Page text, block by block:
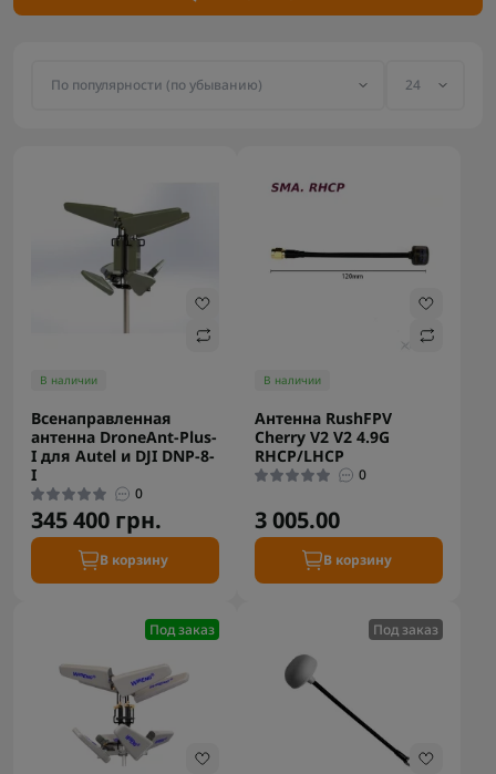
В наличии
Всенаправленная
антенна DroneAnt-Plus-
I для Autel и DJI DNP-8-
I
0
345 400 грн.
В корзину
В наличии
Антенна RushFPV
Cherry V2 V2 4.9G
RHCP/LHCP
0
3 005.00
В корзину
Под заказ Под заказ